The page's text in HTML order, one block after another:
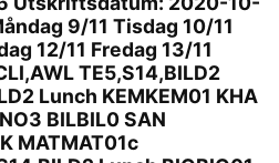
9/11 Tisdag 10/11
12/11 Fredag 13/11
TE5,S14,BILD2
Lunch KEMKEM01 KHA
BILBIL0 SAN
MATMAT01c